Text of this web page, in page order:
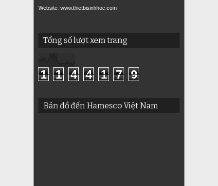
Website: www.thietbisinhhoc.com
Tổng số lượt xem trang
1 1 4 4 1 7 9
Bản đồ đến Hamesco Việt Nam